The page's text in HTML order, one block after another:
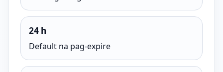
24 h
Default na pag-expire